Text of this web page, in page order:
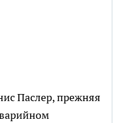
Паслер, прежняя